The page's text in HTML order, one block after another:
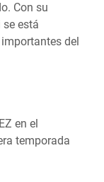
Con su
está
del
en el
temporada